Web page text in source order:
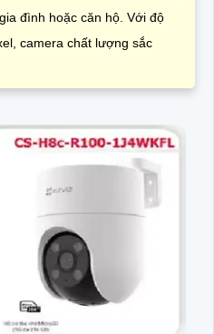
đình hoặc căn hộ. Với độ
camera chất lượng sắc